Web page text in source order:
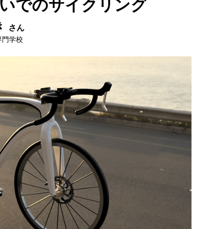
でのサイクリング
さん
学校